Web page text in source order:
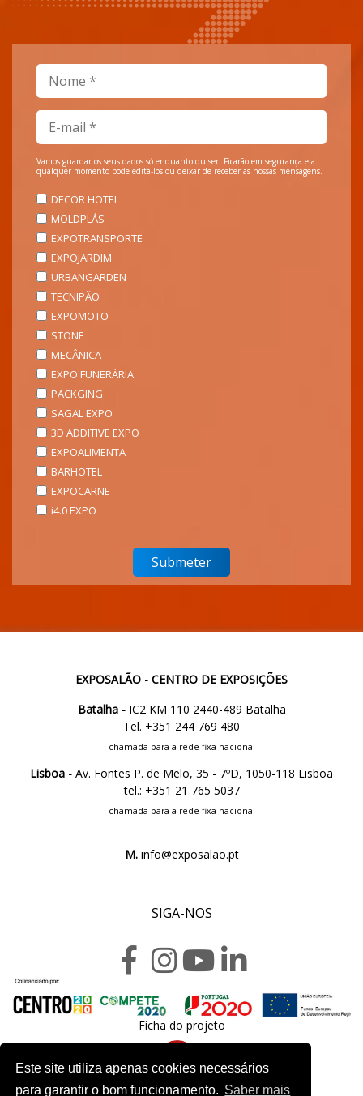
Este site utiliza apenas cookies necessários
para garantir o bom funcionamento. Saber mais
Vamos guardar os seus dados só enquanto quiser. Ficarão em segurança e a
qualquer momento pode editá-los ou deixar de receber as nossas mensagens.
DECOR HOTEL
MOLDPLÁS
EXPOTRANSPORTE
EXPOJARDIM
URBANGARDEN
TECNIPÃO
EXPOMOTO
STONE
MECÂNICA
EXPO FUNERÁRIA
PACKGING
SAGAL EXPO
3D ADDITIVE EXPO
EXPOALIMENTA
BARHOTEL
EXPOCARNE
i4.0 EXPO
EXPOSALÃO - CENTRO DE EXPOSIÇÕES
Batalha -IC2 KM 110 2440-489 Batalha
Tel. +351 244 769 480
chamada para a rede fixa nacional
Lisboa - Av. Fontes P. de Melo, 35 - 7ºD, 1050-118 Lisboa
tel.: +351 21 765 5037
chamada para a rede fixa nacional
M.info@exposalao.pt
SIGA-NOS
Ficha do projeto